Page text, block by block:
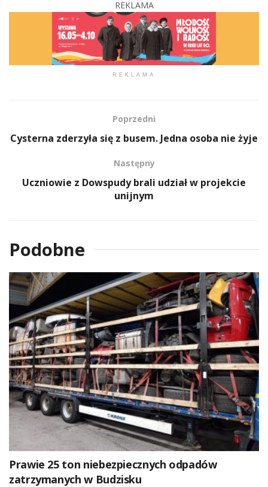
REKLAMA
REKLAMA
Poprzedni
Cysterna zderzyła się z busem. Jedna osoba nie żyje
Następny
Uczniowie z Dowspudy brali udział w projekcie
unijnym
Podobne
Prawie 25 ton niebezpiecznych odpadów
zatrzymanych w Budzisku